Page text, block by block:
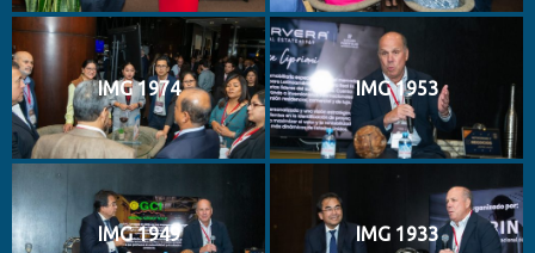
IMG 1974 IMG 1953
IMG 1949 IMG 1933